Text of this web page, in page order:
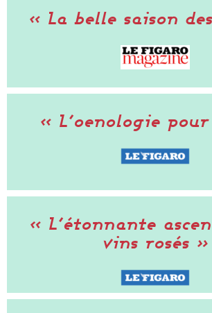
« La belle saison
« L’oenologie
« L’étonnante
vins rosés »